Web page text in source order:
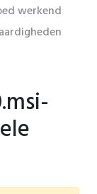
werkend